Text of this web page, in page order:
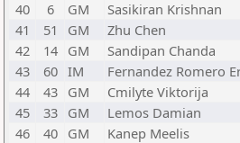
40
6 GM Sasikiran Krishnan
41
51 GM Zhu Chen
42
14 GM Sandipan Chanda
43
60 IM Fernandez Romero
44
43 GM Cmilyte Viktorija
45
33 GM Lemos Damian
46
40 GM Kanep Meelis